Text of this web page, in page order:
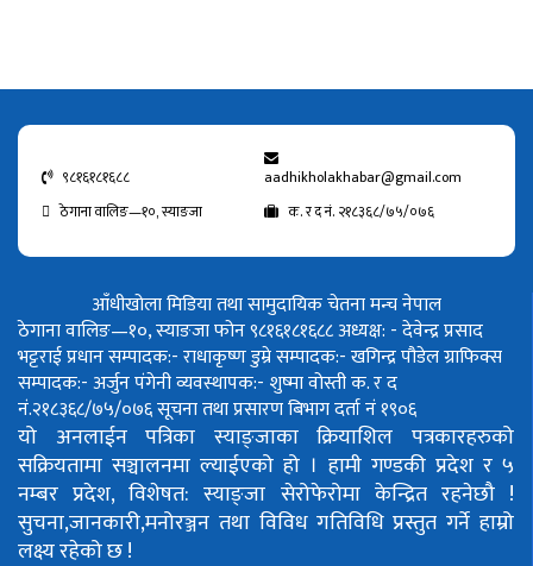
९८१६१८१६८८
aadhikholakhabar@gmail.com
ठेगाना वालिङ—१०, स्याङजा
क. र द नं. २१८३६८/७५/०७६
आँधीखोला मिडिया तथा सामुदायिक चेतना मन्च नेपाल
ठेगाना वालिङ—१०, स्याङजा फोन ९८१६१८१६८८अध्यक्ष: - देवेन्द्र प्रसाद
भट्टराईप्रधान सम्पादक:- राधाकृष्ण डुम्रेसम्पादक:- खगिन्द्र पौडेलग्राफिक्स
सम्पादक:- अर्जुन पंगेनीव्यवस्थापक:- शुष्मा वोस्तीक. र द
नं.२१८३६८/७५/०७६सूचना तथा प्रसारण बिभाग दर्ता नं १९०६
यो अनलाईन पत्रिका स्याङ्जाका क्रियाशिल पत्रकारहरुको
सक्रियतामा सञ्चालनमा ल्याईएको हो । हामी गण्डकी प्रदेश र ५
नम्बर प्रदेश, विशेषत: स्याङ्जा सेरोफेरोमा केन्द्रित रहनेछौ !
सुचना,जानकारी,मनोरञ्जन तथा विविध गतिविधि प्रस्तुत गर्ने हाम्रो
लक्ष्य रहेको छ !